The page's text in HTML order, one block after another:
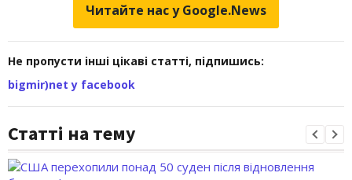
Читайте нас у Google.News
Не пропусти інші цікаві статті, підпишись:
bigmir)net у facebook
Статті на тему